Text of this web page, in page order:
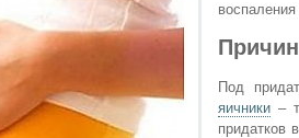
Под
яичники –
придатков